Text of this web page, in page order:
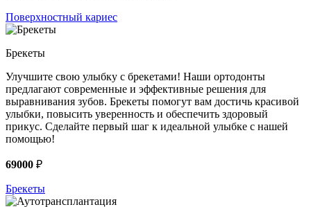
Поверхностный кариес
Брекеты
Улучшите свою улыбку с брекетами! Наши ортодонты
предлагают современные и эффективные решения для
выравнивания зубов. Брекеты помогут вам достичь красивой
улыбки, повысить уверенность и обеспечить здоровый
прикус. Сделайте первый шаг к идеальной улыбке с нашей
помощью!
69000 ₽
Брекеты